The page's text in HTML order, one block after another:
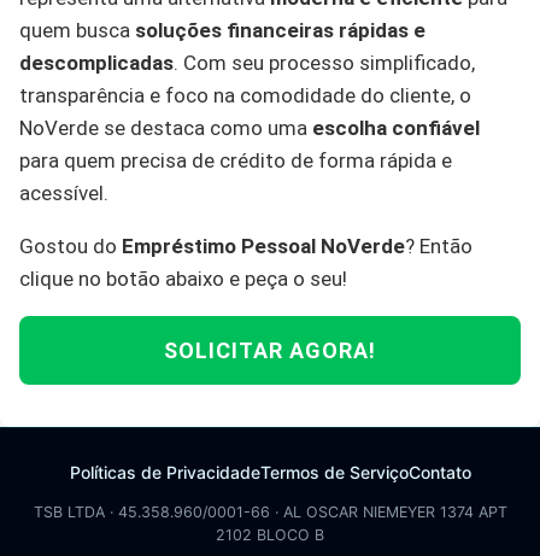
quem busca soluções financeiras rápidas e
descomplicadas. Com seu processo simplificado,
transparência e foco na comodidade do cliente, o
NoVerde se destaca como uma escolha confiável
para quem precisa de crédito de forma rápida e
acessível.
Gostou do Empréstimo Pessoal NoVerde? Então
clique no botão abaixo e peça o seu!
SOLICITAR AGORA!
Políticas de PrivacidadeTermos de ServiçoContato
TSB LTDA · 45.358.960/0001-66 · AL OSCAR NIEMEYER 1374 APT
2102 BLOCO B